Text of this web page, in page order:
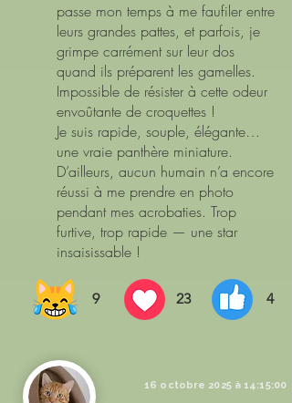
passe mon temps à me faufiler entre
leurs grandes pattes, et parfois, je
grimpe carrément sur leur dos
quand ils préparent les gamelles.
Impossible de résister à cette odeur
envoûtante de croquettes !
Je suis rapide, souple, élégante…
une vraie panthère miniature.
D’ailleurs, aucun humain n’a encore
réussi à me prendre en photo
pendant mes acrobaties. Trop
furtive, trop rapide — une star
insaisissable !
9 23 4
16 octobre 2025 à 14:15:00